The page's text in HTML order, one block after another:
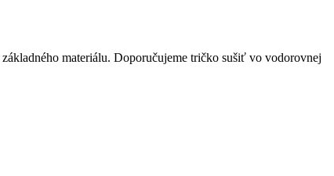
materiálu. Doporučujeme tričko sušiť vo vodorovnej